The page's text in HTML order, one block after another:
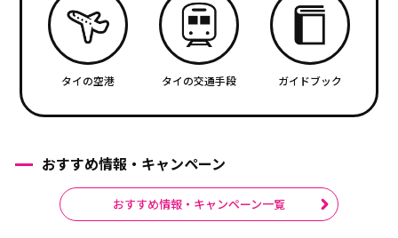
タイの空港 タイの交通手段 ガイドブック
おすすめ情報・キャンペーン
おすすめ情報・キャンペーン一覧